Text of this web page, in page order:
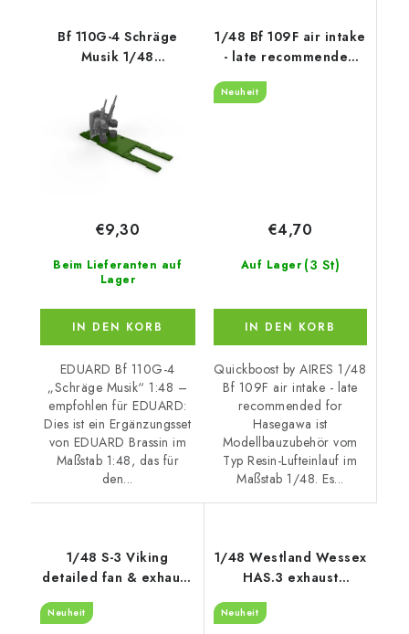
Bf 110G-4 Schräge
Musik 1/48
EDUARD
Beim Lieferanten auf
Lager
€9,30
IN DEN KORB
EDUARD Bf 110G-4
„Schräge Musik“ 1:48 –
empfohlen für EDUARD:
Dies ist ein Ergänzungsset
von EDUARD Brassin im
Maßstab 1:48, das für
den...
1/48 Bf 109F air intake
- late recommended
for Hasegawa
Neuheit
Auf Lager (3 St)
€4,70
IN DEN KORB
Quickboost by AIRES 1/48
Bf 109F air intake - late
recommended for
Hasegawa ist
Modellbauzubehör vom
Typ Resin-Lufteinlauf im
Maßstab 1/48. Es...
1/48 S-3 Viking
detailed fan & exhaust
turbine recommended
Neuheit
1/48 Westland Wessex
HAS.3 exhaust
recommended for
Neuheit